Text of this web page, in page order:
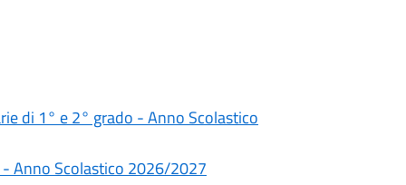
di 1° e 2° grado - Anno Scolastico
Anno Scolastico 2026/2027